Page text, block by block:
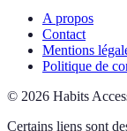
A propos
Contact
Mentions
Politique de
© 2026 Habits
Certains liens sont